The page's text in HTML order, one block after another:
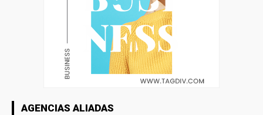
AGENCIAS ALIADAS